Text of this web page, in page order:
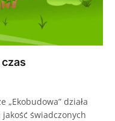
„Ekobudowa” działa
świadczonych